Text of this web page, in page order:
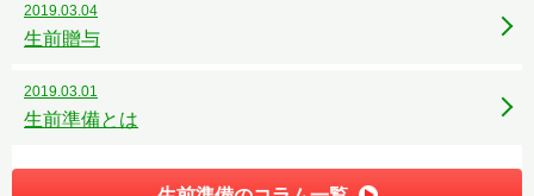
2019.03.04
生前贈与
2019.03.01
生前準備とは